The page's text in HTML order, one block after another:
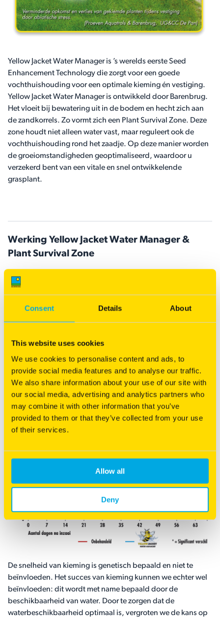
Consent Details About
This website uses cookies
We use cookies to personalise content and ads, to
provide social media features and to analyse our traffic.
We also share information about your use of our site with
our social media, advertising and analytics partners who
may combine it with other information that you’ve
provided to them or that they’ve collected from your use
of their services.
Allow all
Deny
Yellow Jacket Water Manager is ’s werelds eerste Seed
Enhancement Technology die zorgt voor een goede
vochthuishouding voor een optimale kieming én vestiging.
Yellow Jacket Water Manager is ontwikkeld door Barenbrug.
Het vloeit bij bewatering uit in de bodem en hecht zich aan
de zandkorrels. Zo vormt zich een Plant Survival Zone. Deze
zone houdt niet alleen water vast, maar reguleert ook de
vochthuishouding rond het zaadje. Op deze manier worden
de groeiomstandigheden geoptimaliseerd, waardoor u
verzekerd bent van een vitale en snel ontwikkelende
grasplant.
Werking Yellow Jacket Water Manager &
Plant Survival Zone
Voor een succesvolle kieming
De snelheid van kieming is genetisch bepaald en niet te
beïnvloeden. Het succes van kieming kunnen we echter wel
beïnvloeden: dit wordt met name bepaald door de
beschikbaarheid van water. Door te zorgen dat de
waterbeschikbaarheid optimaal is, vergroten we de kans op